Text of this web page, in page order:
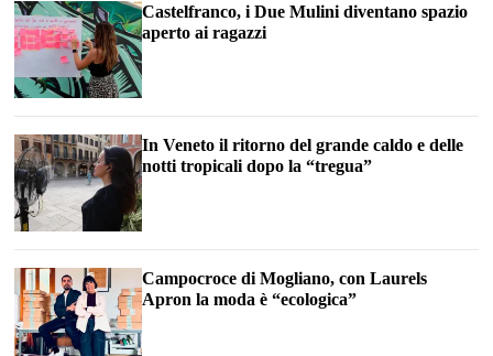
Castelfranco, i Due Mulini diventano spazio
aperto ai ragazzi
In Veneto il ritorno del grande caldo e delle
notti tropicali dopo la “tregua”
Campocroce di Mogliano, con Laurels
Apron la moda è “ecologica”